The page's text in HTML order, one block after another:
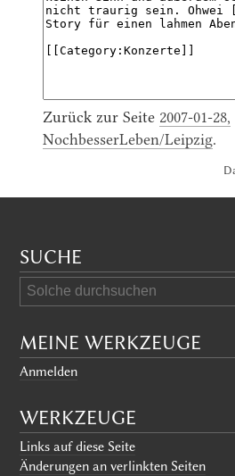
Zurück zur Seite 2007-01-28,
NochbesserLeben/Leipzig.
SUCHE
MEINE WERKZEUGE
Anmelden
WERKZEUGE
Links auf diese Seite
Änderungen an verlinkten Seiten